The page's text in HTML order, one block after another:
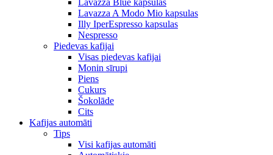
Lavazza Blue kapsulas
Lavazza A Modo Mio kapsulas
Illy IperEspresso kapsulas
Nespresso
Piedevas kafijai
Visas piedevas kafijai
Monin sīrupi
Piens
Cukurs
Šokolāde
Cits
Kafijas automāti
Tips
Visi kafijas automāti